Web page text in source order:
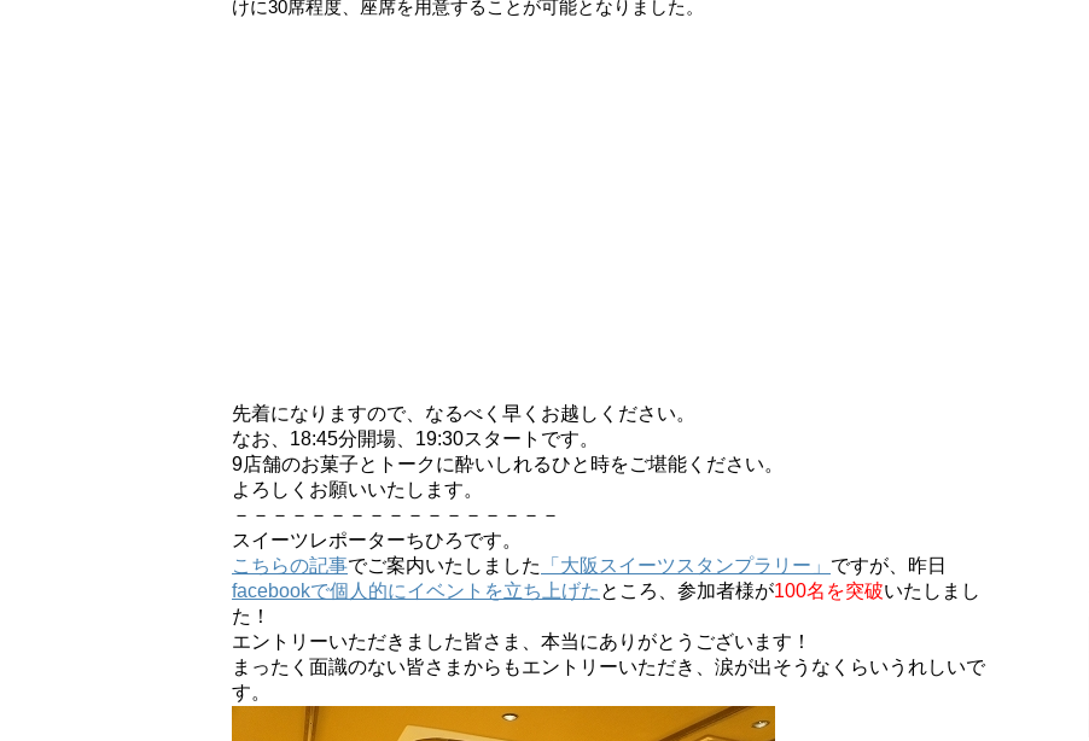
けに30席程度、座席を用意することが可能となりました。
先着になりますので、なるべく早くお越しください。
なお、18:45分開場、19:30スタートです。
9店舗のお菓子とトークに酔いしれるひと時をご堪能ください。
よろしくお願いいたします。
－－－－－－－－－－－－－－－－－
スイーツレポーターちひろです。
こちらの記事でご案内いたしました 「大阪スイーツスタンプラリー」 ですが、昨日
facebookで個人的にイベントを立ち上げた ところ、参加者様が100名を突破いたしまし
た！
エントリーいただきました皆さま、本当にありがとうございます！
まったく面識のない皆さまからもエントリーいただき、涙が出そうなくらいうれしいで
す。